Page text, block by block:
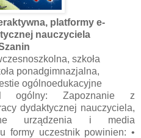
platformy e-
nauczyciela
szkoła
ponadgimnazjalna,
ogólnoedukacyjne
ogólny: Zapoznanie z
dydaktycznej nauczyciela,
urządzenia i media
formy uczestnik powinien: •